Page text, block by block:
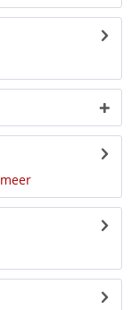
meer